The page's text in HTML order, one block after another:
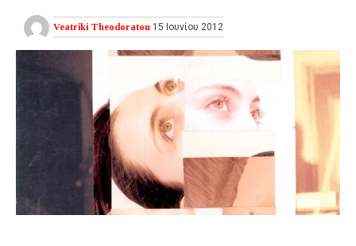
Veatriki Theodoratou 15 Ιουνίου 2012